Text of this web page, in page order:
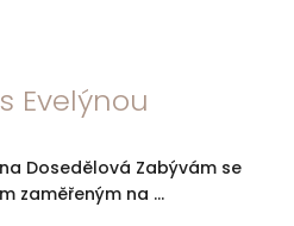
Evelýnou
Dosedělová Zabývám se
zaměřeným na ...